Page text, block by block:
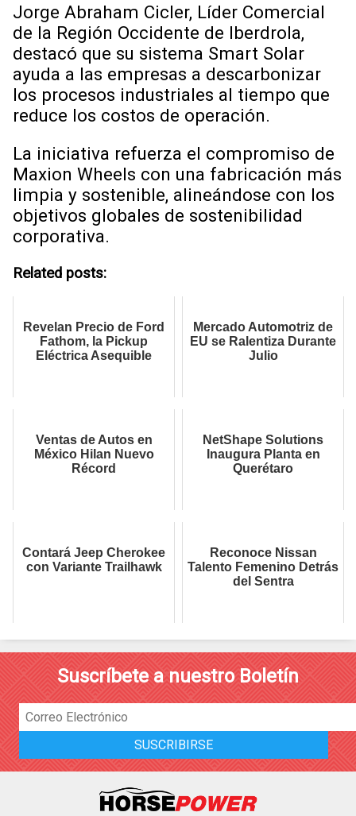
Jorge Abraham Cicler, Líder Comercial
de la Región Occidente de Iberdrola,
destacó que su sistema Smart Solar
ayuda a las empresas a descarbonizar
los procesos industriales al tiempo que
reduce los costos de operación.
La iniciativa refuerza el compromiso de
Maxion Wheels con una fabricación más
limpia y sostenible, alineándose con los
objetivos globales de sostenibilidad
corporativa.
Related posts:
Revelan Precio de Ford
Fathom, la Pickup
Eléctrica Asequible
Mercado Automotriz de
EU se Ralentiza Durante
Julio
Ventas de Autos en
México Hilan Nuevo
Récord
NetShape Solutions
Inaugura Planta en
Querétaro
Contará Jeep Cherokee
con Variante Trailhawk
Reconoce Nissan
Talento Femenino Detrás
del Sentra
Suscríbete a nuestro Boletín